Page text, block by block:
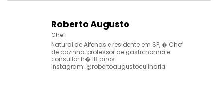
Roberto Augusto
Chef
Natural de Alfenas e residente em SP, � Chef
de cozinha, professor de gastronomia e
consultor h� 18 anos.
Instagram: @robertoaugustoculinaria